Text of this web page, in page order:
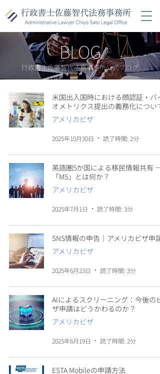
BLOG
行政書士佐藤智代法務事務所公式ブログ
米国出入国時における顔認証・バイ
オメトリクス提出の義務化について
アメリカビザ
2025年10月30日 読了時間: 2分
英語圏5か国による移民情報共有 ―
「M5」とは何か？
アメリカビザ
2025年7月1日 読了時間: 3分
SNS情報の申告｜アメリカビザ申請
アメリカビザ
2025年6月23日 読了時間: 3分
AIによるスクリーニング：今後のビ
ザ申請はどうかわるのか？
アメリカビザ
2025年6月19日 読了時間: 2分
ESTA Mobileの申請方法